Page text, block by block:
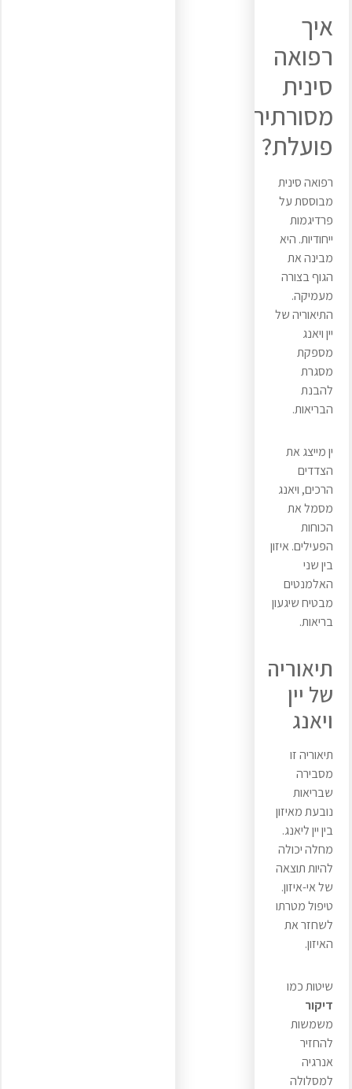
איך
רפואה
סינית
מסורתית
פועלת?
רפואה סינית
מבוססת על
פרדיגמות
ייחודיות. היא
מבינה את
הגוף בצורה
מעמיקה.
התיאוריה של
יין ויאנג
מספקת
מסגרת
להבנת
הבריאות.
ין מייצג את
הצדדים
הרכים, ויאנג
מסמל את
הכוחות
הפעילים. איזון
בין שני
האלמנטים
מבטיח שיגעון
בריאות.
תיאוריה
של יין
ויאנג
תיאוריה זו
מסבירה
שבריאות
נובעת מאיזון
בין יין ליאנג.
מחלה יכולה
להיות תוצאה
של אי-איזון.
טיפול מטרתו
לשחזר את
האיזון.
שיטות כמו
דיקור
משמשות
להחזיר
אנרגיה
למסלולה